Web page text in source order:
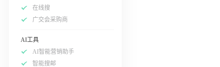
在线搜
广交会采购商
AI工具
AI智能营销助手
智能搜邮